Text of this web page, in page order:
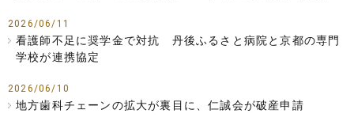
2026/06/11
看護師不足に奨学金で対抗 丹後ふるさと病院と京都の専門
学校が連携協定
2026/06/10
地方歯科チェーンの拡大が裏目に、仁誠会が破産申請